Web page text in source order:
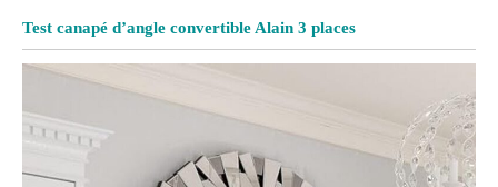
Test canapé d’angle convertible Alain 3 places